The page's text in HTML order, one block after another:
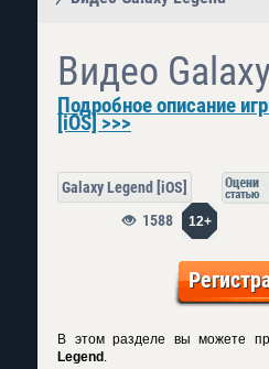
Видео
Подробное описание
[iOS] >>>
Galaxy Legend [iOS]
12+
1588
В этом разделе вы можете
Legend .